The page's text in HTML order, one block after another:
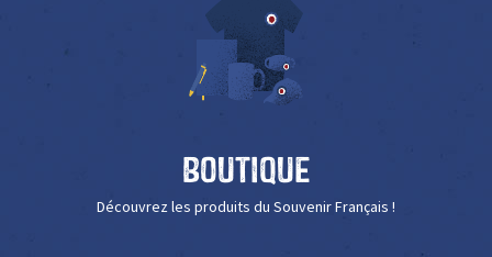
Boutique
Découvrez les produits du Souvenir Français !